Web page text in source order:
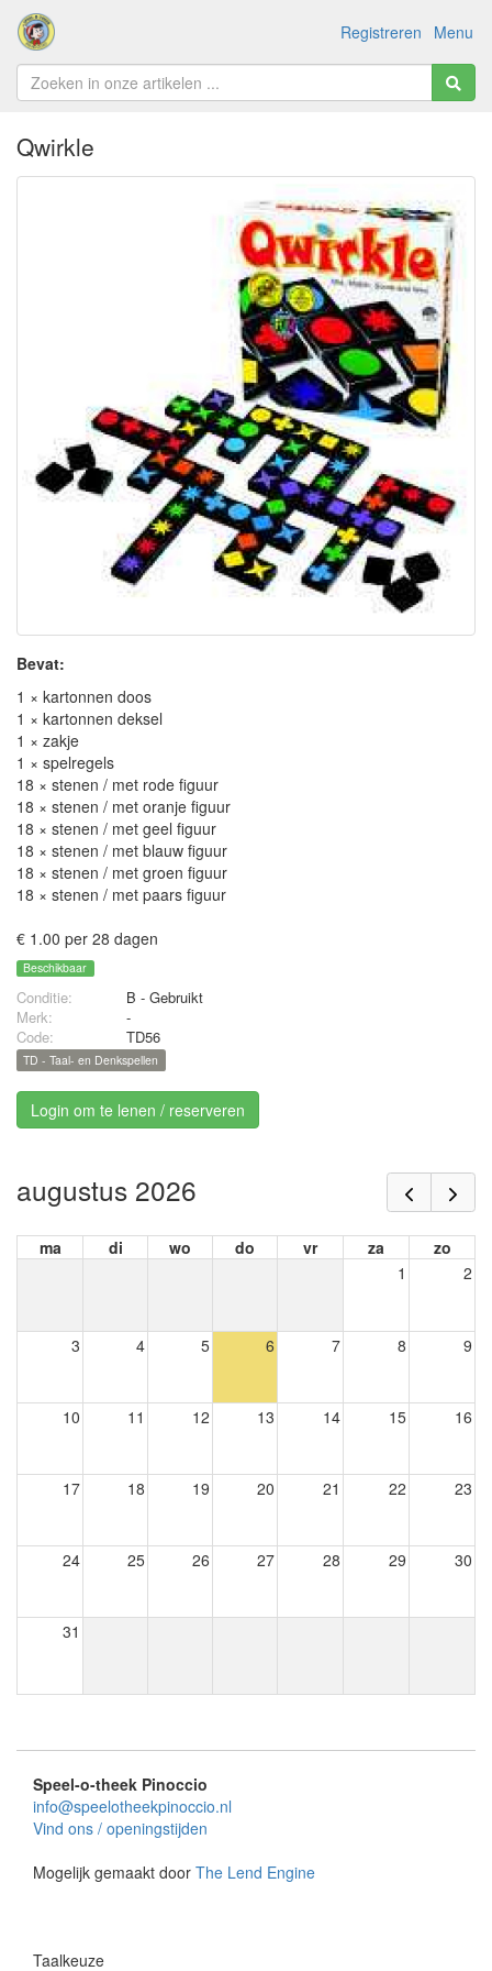
Menu
Registreren
Qwirkle
Bevat:
1 × kartonnen doos
1 × kartonnen deksel
1 × zakje
1 × spelregels
18 × stenen / met rode figuur
18 × stenen / met oranje figuur
18 × stenen / met geel figuur
18 × stenen / met blauw figuur
18 × stenen / met groen figuur
18 × stenen / met paars figuur
€ 1.00 per 28 dagen
Beschikbaar
Conditie:
B - Gebruikt
Merk:
-
Code:
TD56
TD - Taal- en Denkspellen
Login om te lenen / reserveren
augustus 2026
ma di wo do vr za
zo
1
2
3 4 5 6 7 8 9
10 11 12 13 14 15 16
17 18 19 20 21 22 23
24 25 26 27 28 29 30
31
Speel-o-theek Pinoccio
info@speelotheekpinoccio.nl
Vind ons / openingstijden
Mogelijk gemaakt door The Lend Engine
Taalkeuze